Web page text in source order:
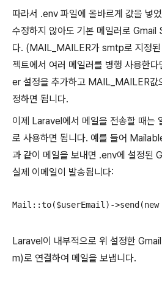
따라서 .env 파일에 올바르게 값을 넣
수정하지 않아도 기본 메일러로 Gmail
다. (MAIL_MAILER가 smtp로 지정
젝트에서 여러 메일러를 병행 사용한
er 설정을 추가하고 MAIL_MAILER값
정하면 됩니다.
이제 Laravel에서 메일을 전송할 때는
로 사용하면 됩니다. 예를 들어
과 같이 메일을 보내면 .env에 설정된
실제 이메일이 발송됩니다:
Laravel이 내부적으로 위 설정한
m)로 연결하여 메일을 보냅니다.